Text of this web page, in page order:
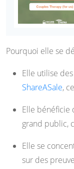
Pourquoi elle se
Elle utilise
ShareASale,
Elle bénéficie
grand public,
Elle se
sur des